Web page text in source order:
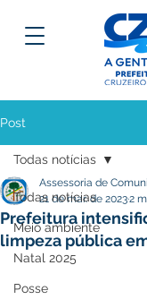
Post
Todas notícias
Meio ambiente
Natal 2025
Posse
Todas notícias
Prefeitura
limpeza pública
Assessoria de
21 de mar. de 20232